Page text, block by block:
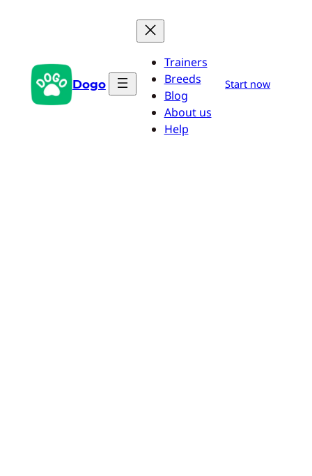
conteúdo Dogo
Trainers
Breeds
Blog
About us
Help
Start now